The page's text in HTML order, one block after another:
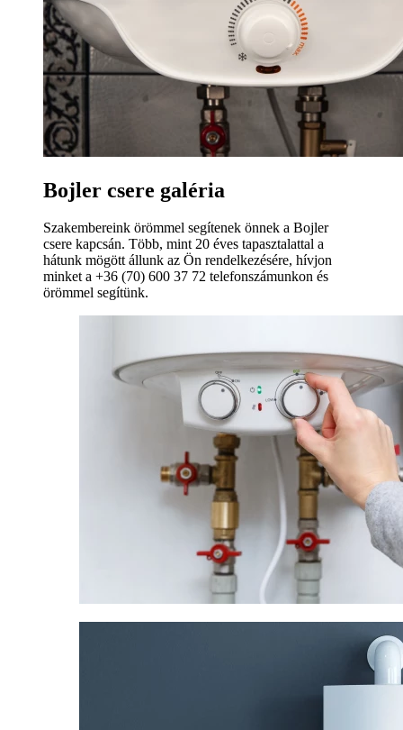
Bojler csere galéria
Szakembereink örömmel segítenek önnek a Bojler
csere kapcsán. Több, mint 20 éves tapasztalattal a
hátunk mögött állunk az Ön rendelkezésére, hívjon
minket a +36 (70) 600 37 72 telefonszámunkon és
örömmel segítünk.